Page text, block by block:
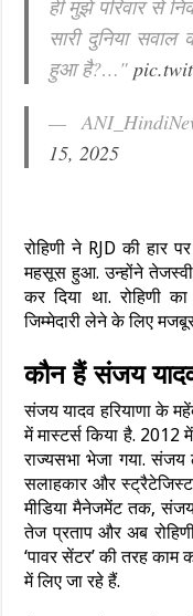
ही मुझे परिवार से
सारी दुनिया सवाल
हुआ है?…"
—
15, 2025
रोहिणी ने RJD की हार
महसूस हुआ. उन्होंने
कर दिया था. रोहिणी
जिम्मेदारी लेने के लिए
कौन हैं संजय
संजय यादव हरियाणा के
में मास्टर्स किया है.
राज्यसभा भेजा गया.
सलाहकार और
मीडिया मैनेजमेंट तक,
तेज प्रताप और अब
‘पावर सेंटर’ की तरह
में लिए जा रहे हैं.